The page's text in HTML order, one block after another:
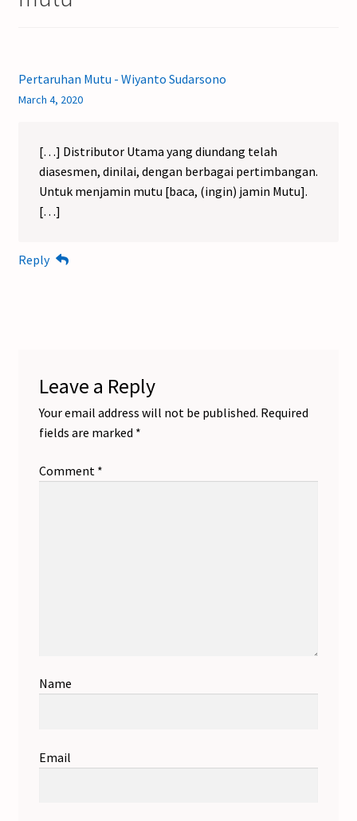
Pertaruhan Mutu - Wiyanto Sudarsono
March 4, 2020
[…] Distributor Utama yang diundang telah
diasesmen, dinilai, dengan berbagai pertimbangan.
Untuk menjamin mutu [baca, (ingin) jamin Mutu].
[…]
Reply
Leave a Reply
Your email address will not be published. Required
fields are marked *
Comment *
Name
Email